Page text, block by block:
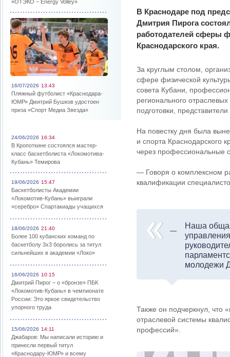
«ОТЭКО – Energy Volley»
16/07/2026 13:43
Пляжный футболист «Краснодара-
ЮМР» Дмитрий Бушков удостоен
приза «Спорт Медиа Звезда»
24/06/2026 16:34
В Кропоткине состоялся мастер-
класс баскетболиста «Локомотива-
Кубань» Темирова
19/06/2026 15:47
Баскетболисты Академии
«Локомотив-Кубань» выиграли
«серебро» Спартакиады учащихся
18/06/2026 21:40
Более 100 кубанских команд по
баскетболу 3х3 боролись за титул
сильнейших в академии «Локо»
16/06/2026 10:15
Дмитрий Пирог – о «бронзе» ПБК
«Локомотив-Кубань» в чемпионате
России: Это яркое свидетельство
упорного труда
15/06/2026 14:11
Джабаров: Мы написали историю и
принесли первый титул
«Краснодару-ЮМР» и всему
В Краснодаре под
Дмитрия Пирога
работодателей сферы
Краснодарского края.
За круглым столом,
сфере физической
совета Кубани,
регионального
подготовки,
На повестку дня была
и спорта Краснодарского
через профессиональные
— Говоря о комплексном
квалификации
Наша
молодежи
Также он подчеркнул, что
отраслевой системы
профессий».